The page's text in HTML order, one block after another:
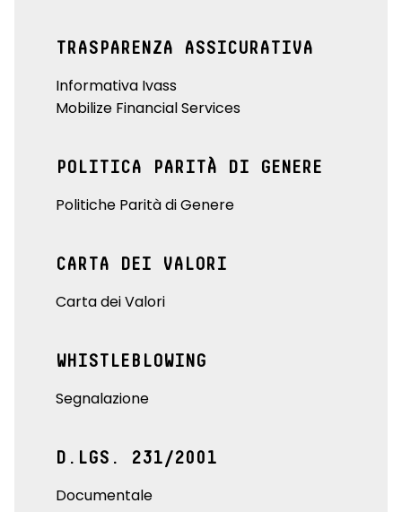
TRASPARENZA ASSICURATIVA
Informativa Ivass
Mobilize Financial Services
POLITICA PARITÀ DI GENERE
Politiche Parità di Genere
CARTA DEI VALORI
Carta dei Valori
WHISTLEBLOWING
Segnalazione
D.LGS. 231/2001
Documentale